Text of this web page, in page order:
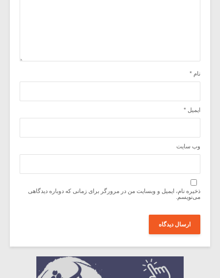
نام *
ایمیل *
وب‌ سایت
ذخیره نام، ایمیل و وبسایت من در مرورگر برای زمانی که دوباره دیدگاهی
می‌نویسم.